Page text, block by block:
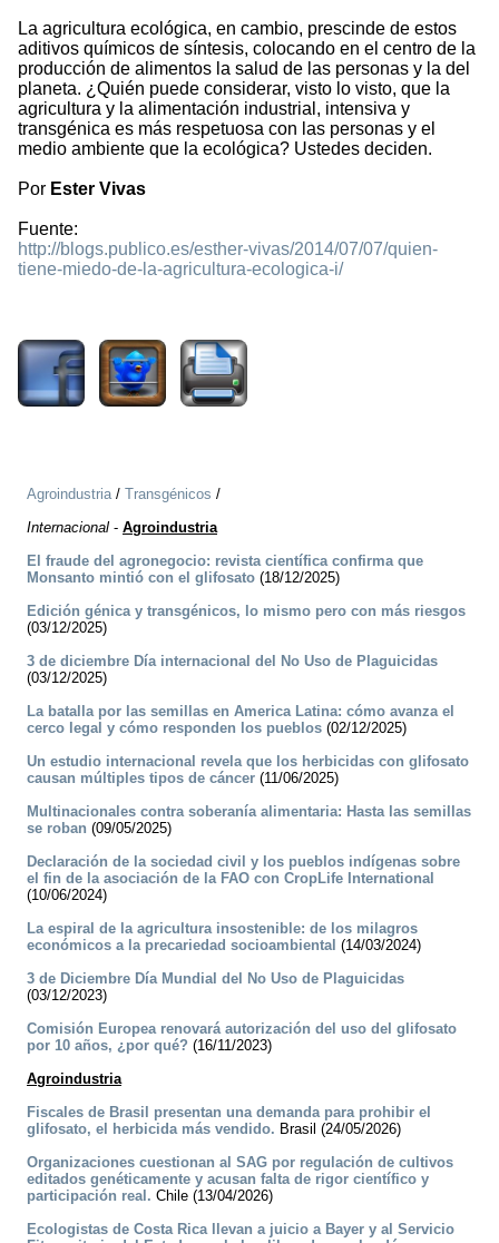
La agricultura ecológica, en cambio, prescinde de estos
aditivos químicos de síntesis, colocando en el centro de la
producción de alimentos la salud de las personas y la del
planeta. ¿Quién puede considerar, visto lo visto, que la
agricultura y la alimentación industrial, intensiva y
transgénica es más respetuosa con las personas y el
medio ambiente que la ecológica? Ustedes deciden.
Por Ester Vivas
Fuente:
http://blogs.publico.es/esther-vivas/2014/07/07/quien-
tiene-miedo-de-la-agricultura-ecologica-i/
Agroindustria/ Transgénicos /
Internacional - Agroindustria
El fraude del agronegocio: revista científica confirma que
Monsanto mintió con el glifosato (18/12/2025)
Edición génica y transgénicos, lo mismo pero con más riesgos
(03/12/2025)
3 de diciembre Día internacional del No Uso de Plaguicidas
(03/12/2025)
La batalla por las semillas en America Latina: cómo avanza el
cerco legal y cómo responden los pueblos (02/12/2025)
Un estudio internacional revela que los herbicidas con glifosato
causan múltiples tipos de cáncer (11/06/2025)
Multinacionales contra soberanía alimentaria: Hasta las semillas
se roban (09/05/2025)
Declaración de la sociedad civil y los pueblos indígenas sobre
el fin de la asociación de la FAO con CropLife International
(10/06/2024)
La espiral de la agricultura insostenible: de los milagros
económicos a la precariedad socioambiental (14/03/2024)
3 de Diciembre Día Mundial del No Uso de Plaguicidas
(03/12/2023)
Comisión Europea renovará autorización del uso del glifosato
por 10 años, ¿por qué? (16/11/2023)
Agroindustria
Fiscales de Brasil presentan una demanda para prohibir el
glifosato, el herbicida más vendido. Brasil (24/05/2026)
Organizaciones cuestionan al SAG por regulación de cultivos
editados genéticamente y acusan falta de rigor científico y
participación real. Chile (13/04/2026)
Ecologistas de Costa Rica llevan a juicio a Bayer y al Servicio